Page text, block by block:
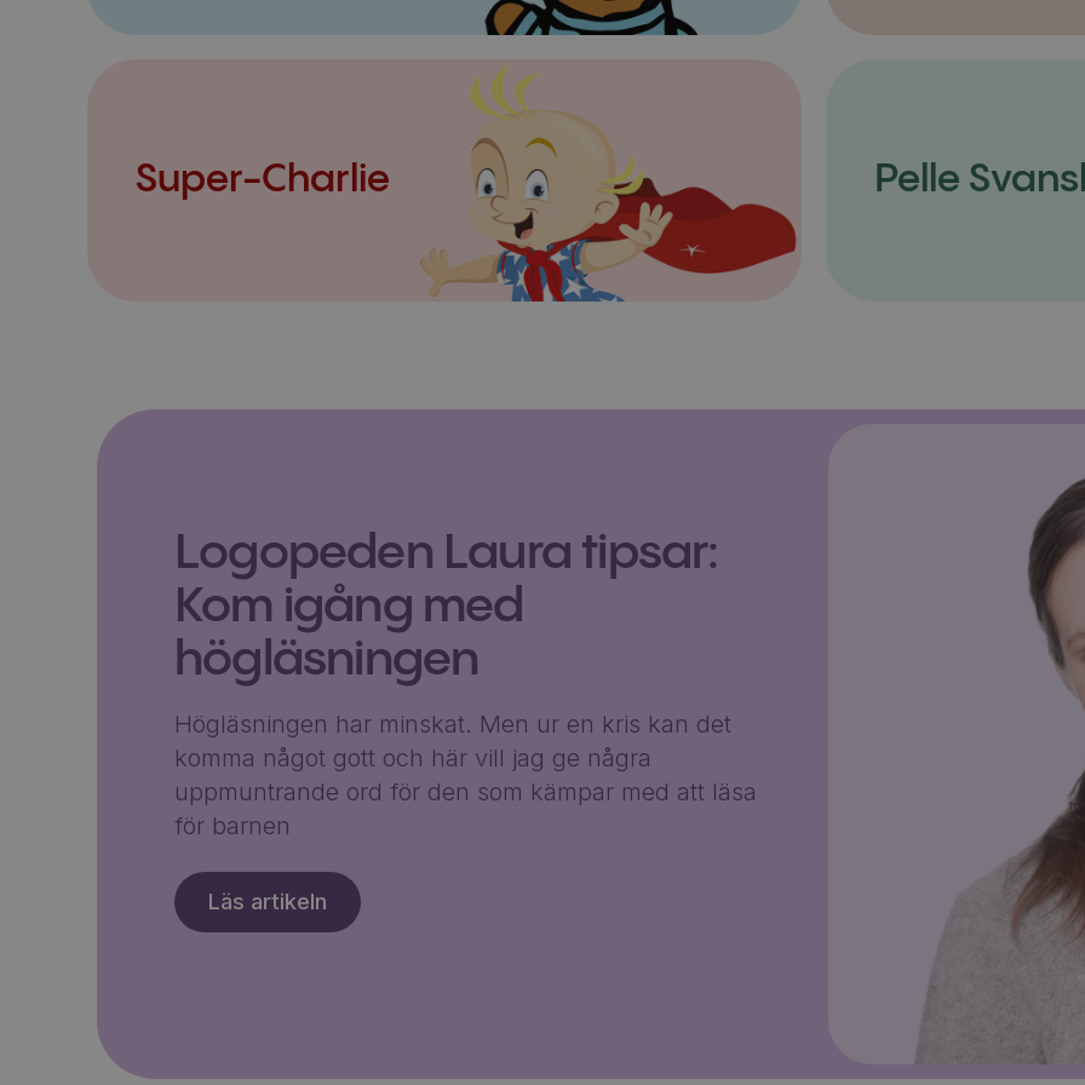
Super-Charlie Pelle
Logopeden Laura tipsar:
Kom igång med
högläsningen
Högläsningen har minskat. Men ur en kris kan det
komma något gott och här vill jag ge några
uppmuntrande ord för den som kämpar med att läsa
för barnen
Läs artikeln